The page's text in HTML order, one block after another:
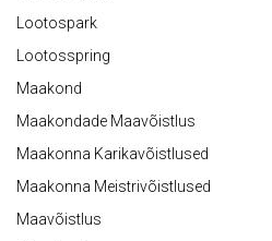
Lootospark
Lootosspring
Maakond
Maakondade Maavõistlus
Maakonna Karikavõistlused
Maakonna Meistrivõistlused
Maavõistlus